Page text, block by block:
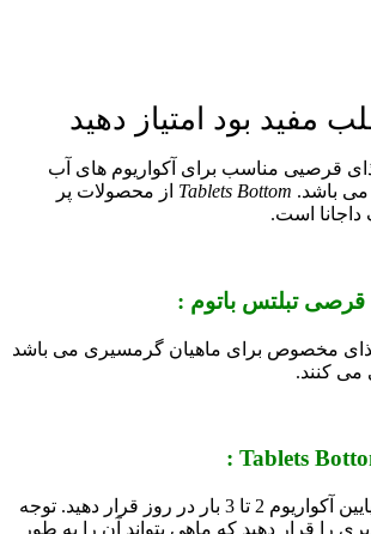
مفید بود امتیاز دهید
قرصیی مناسب برای آکواریوم های آب
باشد. Tablets Bottom از محصولات پر
است.
تبلتس باتوم :
مخصوص برای ماهیان گرمسیری می باشد
کنند.
باید چندین قرص در پایین آکواریوم 2 تا 3 بار در روز قرار دهید. توجه
را قرار دهید که ماهی بتواند آن را به طور